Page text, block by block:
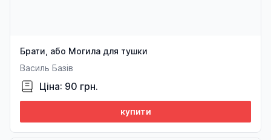
Брати, або Могила для тушки
Василь Базів
Ціна: 90 грн.
купити